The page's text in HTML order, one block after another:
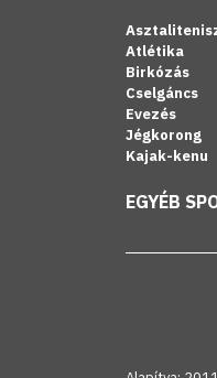
Atlétika
Birkózás
Cselgáncs
Evezés
Jégkorong
Kajak-kenu
EGYÉB